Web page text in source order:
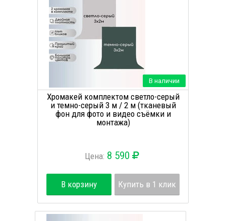
В наличии
Хромакей комплектом светло-серый
и темно-серый 3 м / 2 м (тканевый
фон для фото и видео съёмки и
монтажа)
Цена: 8 590
В корзину Купить в 1 клик